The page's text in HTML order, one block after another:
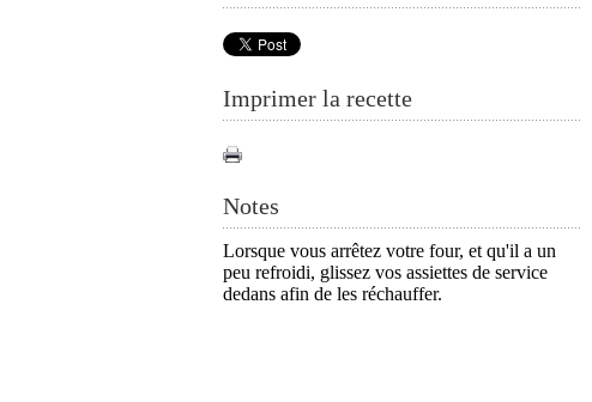
Imprimer la recette
Notes
Lorsque vous arrêtez votre four, et qu'il a un
peu refroidi, glissez vos assiettes de service
dedans afin de les réchauffer.